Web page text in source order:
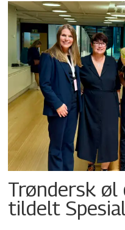
Trøndersk
tildelt